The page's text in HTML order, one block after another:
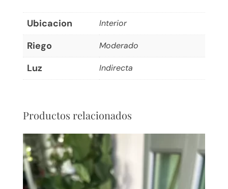
Ubicacion Interior
Riego Moderado
Luz Indirecta
Productos relacionados